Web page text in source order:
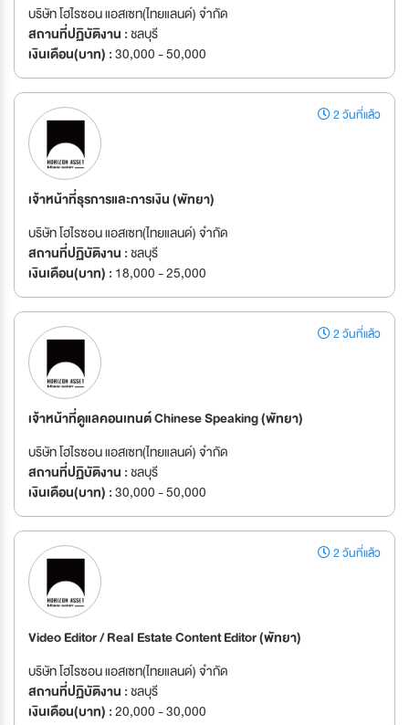
บริษัท โฮไรซอน แอสเซท(ไทยแลนด์) จำกัด
สถานที่ปฏิบัติงาน :ชลบุรี
เงินเดือน(บาท) :30,000 - 50,000
2 วันที่แล้ว
เจ้าหน้าที่ธุรการและการเงิน (พัทยา)
บริษัท โฮไรซอน แอสเซท(ไทยแลนด์) จำกัด
สถานที่ปฏิบัติงาน :ชลบุรี
เงินเดือน(บาท) : 18,000 - 25,000
2 วันที่แล้ว
เจ้าหน้าที่ดูแลคอนเทนต์ Chinese Speaking (พัทยา)
บริษัท โฮไรซอน แอสเซท(ไทยแลนด์) จำกัด
สถานที่ปฏิบัติงาน :ชลบุรี
เงินเดือน(บาท) :30,000 - 50,000
2 วันที่แล้ว
Video Editor / Real Estate Content Editor (พัทยา)
บริษัท โฮไรซอน แอสเซท(ไทยแลนด์) จำกัด
สถานที่ปฏิบัติงาน :ชลบุรี
เงินเดือน(บาท) :20,000 - 30,000